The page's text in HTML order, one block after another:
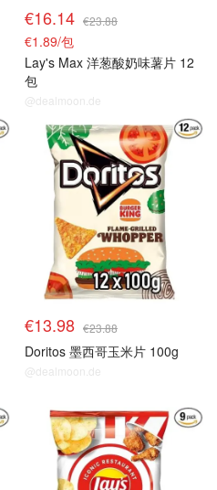
€16.14 €23.88
€1.89/包
Lay's Max 洋葱酸奶味薯片 12
包
@dealmoon.de
€13.98 €23.88
Doritos 墨西哥玉米片 100g
@dealmoon.de